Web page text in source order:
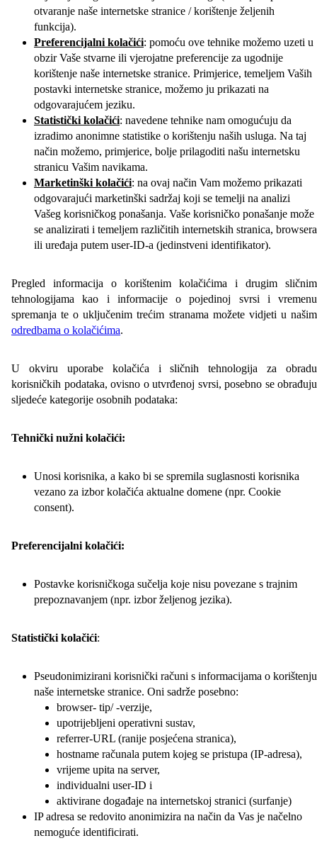
otvaranje naše internetske stranice / korištenje željenih
funkcija).
Preferencijalni kolačići: pomoću ove tehnike možemo uzeti u
obzir Vaše stvarne ili vjerojatne preferencije za ugodnije
korištenje naše internetske stranice. Primjerice, temeljem Vaših
postavki internetske stranice, možemo ju prikazati na
odgovarajućem jeziku.
Statistički kolačići: navedene tehnike nam omogućuju da
izradimo anonimne statistike o korištenju naših usluga. Na taj
način možemo, primjerice, bolje prilagoditi našu internetsku
stranicu Vašim navikama.
Marketinški kolačići: na ovaj način Vam možemo prikazati
odgovarajući marketinški sadržaj koji se temelji na analizi
Vašeg korisničkog ponašanja. Vaše korisničko ponašanje može
se analizirati i temeljem različitih internetskih stranica, browsera
ili uređaja putem user-ID-a (jedinstveni identifikator).
Pregled informacija o korištenim kolačićima i drugim sličnim
tehnologijama kao i informacije o pojedinoj svrsi i vremenu
spremanja te o uključenim trećim stranama možete vidjeti u našim
odredbama o kolačićima.
U okviru uporabe kolačića i sličnih tehnologija za obradu
korisničkih podataka, ovisno o utvrđenoj svrsi, posebno se obrađuju
sljedeće kategorije osobnih podataka:
Tehnički nužni kolačići:
Unosi korisnika, a kako bi se spremila suglasnosti korisnika
vezano za izbor kolačića aktualne domene (npr. Cookie
consent).
Preferencijalni kolačići:
Postavke korisničkoga sučelja koje nisu povezane s trajnim
prepoznavanjem (npr. izbor željenog jezika).
Statistički kolačići:
Pseudonimizirani korisnički računi s informacijama o korištenju
naše internetske stranice. Oni sadrže posebno:
browser- tip/ -verzije,
upotrijebljeni operativni sustav,
referrer-URL (ranije posjećena stranica),
hostname računala putem kojeg se pristupa (IP-adresa),
vrijeme upita na server,
individualni user-ID i
aktivirane događaje na internetskoj stranici (surfanje)
IP adresa se redovito anonimizira na način da Vas je načelno
nemoguće identificirati.